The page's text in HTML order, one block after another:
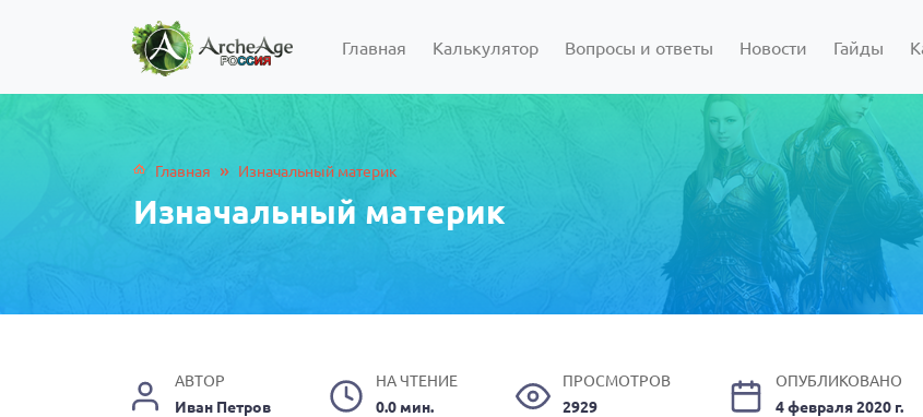
Главная Калькулятор Вопросы и ответы Новости Гайды
Главная » Изначальный материк
Изначальный материк
АВТОР
Иван Петров
НА ЧТЕНИЕ
0.0 мин.
ПРОСМОТРОВ
2929
ОПУБЛИКОВАНО
4 февраля 2020 г.